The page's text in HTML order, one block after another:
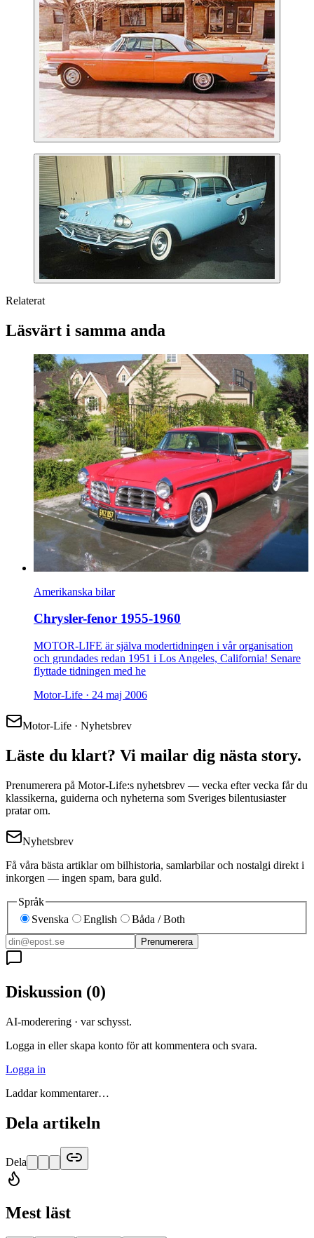
Relaterat
Läsvärt i samma anda
Amerikanska bilar
Chrysler-fenor 1955-1960
MOTOR-LIFE är själva modertidningen i vår organisation
och grundades redan 1951 i Los Angeles, California! Senare
flyttade tidningen med he
Motor-Life · 24 maj 2006
Motor-Life · Nyhetsbrev
Läste du klart? Vi mailar dig nästa story.
Prenumerera på Motor-Life:s nyhetsbrev — vecka efter vecka får du
klassikerna, guiderna och nyheterna som Sveriges bilentusiaster
pratar om.
Nyhetsbrev
Få våra bästa artiklar om bilhistoria, samlarbilar och nostalgi direkt i
inkorgen — ingen spam, bara guld.
Språk
Svenska
English Båda / Both
Prenumerera
Diskussion (0)
AI-moderering · var schysst.
Logga in eller skapa konto för att kommentera och svara.
Logga in
Laddar kommentarer…
Dela artikeln
Dela
Mest läst